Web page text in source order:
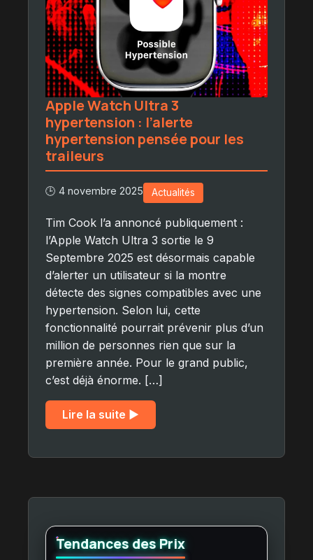
Apple Watch Ultra 3
hypertension : l’alerte
hypertension pensée pour les
traileurs
🕒 4 novembre 2025 Actualités
Tim Cook l’a annoncé publiquement :
l’Apple Watch Ultra 3 sortie le 9
Septembre 2025 est désormais capable
d’alerter un utilisateur si la montre
détecte des signes compatibles avec une
hypertension. Selon lui, cette
fonctionnalité pourrait prévenir plus d’un
million de personnes rien que sur la
première année. Pour le grand public,
c’est déjà énorme. […]
Lire la suite ▶︎
Tendances des Prix